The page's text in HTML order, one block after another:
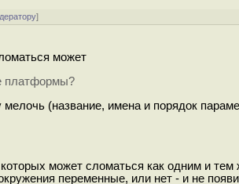
]
может
платформы?
мелочь (название, имена и порядок
может сломаться как одним и тем
переменные, или нет - и не